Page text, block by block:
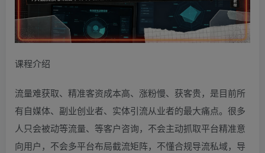
课程介绍
流量难获取、精准客资成本高、涨粉慢、获客贵，是目前所
有自媒体、副业创业者、实体引流从业者的最大痛点。很多
人只会被动等流量、等客户咨询，不会主动抓取平台精准意
向用户，不会多平台布局截流矩阵，不懂合规导流私域，导